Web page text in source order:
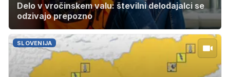
Delo v vročinskem valu: številni delodajalci se
odzivajo prepozno
SLOVENIJA